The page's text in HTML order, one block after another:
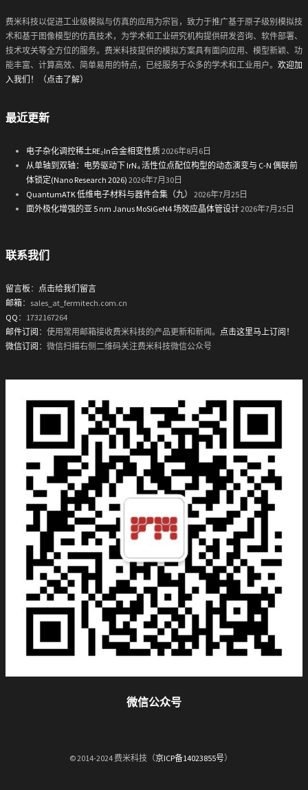
费米科技以促进工业级模拟与仿真的应用为宗旨，致力于推广基于原子级别模拟技
术和基于图像模型的仿真技术，为学术和工业研究机构提供研发咨询、软件部署、
技术攻关等全方位的服务。费米科技提供的模拟方案具有面向应用、模型新颖、功
能丰富、计算高效、简单易用的特点，已经服务于众多的学术和工业用户。 欢迎加
入我们！（点击了解）
最近更新
电子杂化调控稀土RE₂In合金相变性质2026年8月6日
从单轴到双轴：电势驱动下 IrN₄ 活性位点配位构型的动态演变与 C-N 偶联前
体锁定(Nano Research 2026) 2026年7月30日
QuantumATK 低维电子材料与器件合集（九）
2026年7月25日
面外极化增强的亚 5 nm Janus MoSiGeN4 场效应晶体管设计2026年7月25日
联系我们
留言板 ： 点击给我们留言
邮箱：sales_at_fermitech.com.cn
QQ ：1732167264
邮件订阅 ：使用常用邮箱接收费米科技的产品更新和新闻。 点击这里马上订阅！
微信订阅 ：微信扫描右侧二维码关注费米科技微信公众号
微信公众号
© 2014-2024 费米科技（京ICP备14023855号）